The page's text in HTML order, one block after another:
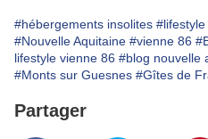
#hébergements insolites #lifestyle
#Nouvelle Aquitaine #vienne 86
lifestyle vienne 86 #blog nouvelle
#Monts sur Guesnes #Gîtes de
Partager